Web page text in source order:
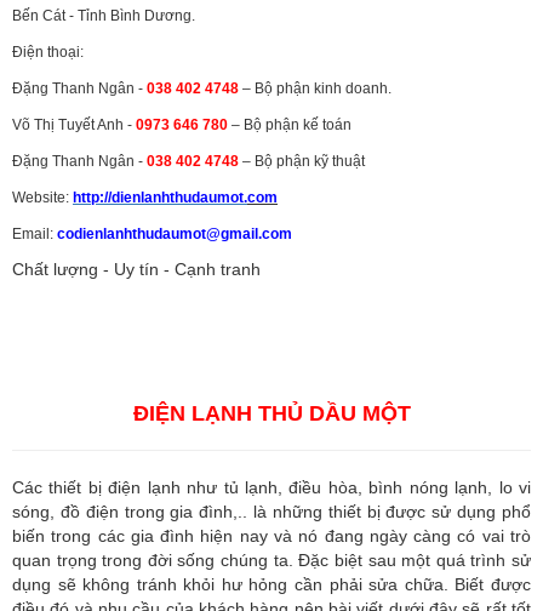
Bến Cát - Tỉnh Bình Dương.
Điện thoại:
Đặng Thanh Ngân - 038 402 4748 – Bộ phận kinh doanh.
Võ Thị Tuyết Anh - 0973 646 780 – Bộ phận kế toán
Đặng Thanh Ngân - 038 402 4748 – Bộ phận kỹ thuật
Website: http://dienlanhthudaumot.com
Email: codienlanhthudaumot@gmail.com
Chất lượng - Uy tín - Cạnh tranh
ĐIỆN LẠNH THỦ DẦU MỘT
Các thiết bị điện lạnh như tủ lạnh, điều hòa, bình nóng lạnh, lo vi
sóng, đồ điện trong gia đình,.. là những thiết bị được sử dụng phổ
biến trong các gia đình hiện nay và nó đang ngày càng có vai trò
quan trọng trong đời sống chúng ta. Đặc biệt sau một quá trình sử
dụng sẽ không tránh khỏi hư hỏng cần phải sửa chữa. Biết được